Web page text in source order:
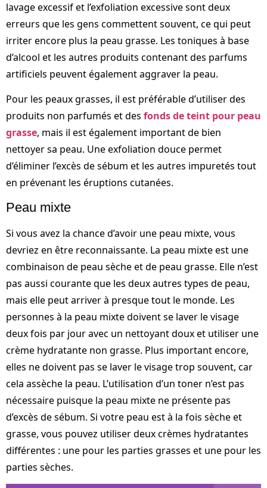
lavage excessif et l’exfoliation excessive sont deux
erreurs que les gens commettent souvent, ce qui peut
irriter encore plus la peau grasse. Les toniques à base
d’alcool et les autres produits contenant des parfums
artificiels peuvent également aggraver la peau.
Pour les peaux grasses, il est préférable d’utiliser des
produits non parfumés et des fonds de teint pour peau
grasse, mais il est également important de bien
nettoyer sa peau. Une exfoliation douce permet
d’éliminer l’excès de sébum et les autres impuretés tout
en prévenant les éruptions cutanées.
Peau mixte
Si vous avez la chance d’avoir une peau mixte, vous
devriez en être reconnaissante. La peau mixte est une
combinaison de peau sèche et de peau grasse. Elle n’est
pas aussi courante que les deux autres types de peau,
mais elle peut arriver à presque tout le monde. Les
personnes à la peau mixte doivent se laver le visage
deux fois par jour avec un nettoyant doux et utiliser une
crème hydratante non grasse. Plus important encore,
elles ne doivent pas se laver le visage trop souvent, car
cela assèche la peau. L’utilisation d’un toner n’est pas
nécessaire puisque la peau mixte ne présente pas
d’excès de sébum. Si votre peau est à la fois sèche et
grasse, vous pouvez utiliser deux crèmes hydratantes
différentes : une pour les parties grasses et une pour les
parties sèches.